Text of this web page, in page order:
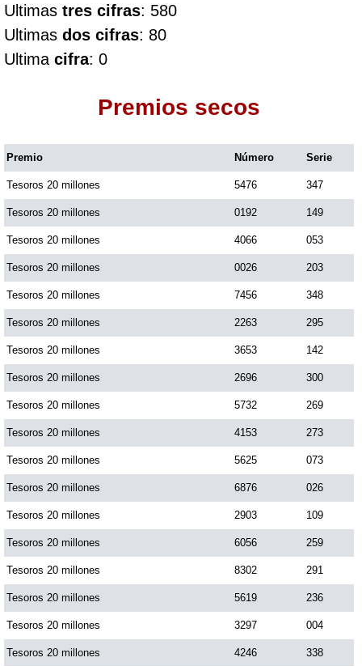
Culona día
Culona noche
Dorado Mañana
Dorado Noche
Fantástica Día
Fantástica Noche
Motilon Tarde
Motilon Noche
Paisita Día
Paisita Noche
Paisita 3
Pick 3 Día
Pick 3 Noche
Ultimas tres cifras: 580
Ultimas dos cifras: 80
Ultima cifra: 0
Premios secos
Premio Número Serie
Tesoros 20 millones 5476 347
Tesoros 20 millones 0192 149
Tesoros 20 millones 4066 053
Tesoros 20 millones 0026 203
Tesoros 20 millones 7456 348
Tesoros 20 millones 2263 295
Tesoros 20 millones 3653 142
Tesoros 20 millones 2696 300
Tesoros 20 millones 5732 269
Tesoros 20 millones 4153 273
Tesoros 20 millones 5625 073
Tesoros 20 millones 6876 026
Tesoros 20 millones 2903 109
Tesoros 20 millones 6056 259
Tesoros 20 millones 8302 291
Tesoros 20 millones 5619 236
Tesoros 20 millones 3297 004
Tesoros 20 millones 4246 338